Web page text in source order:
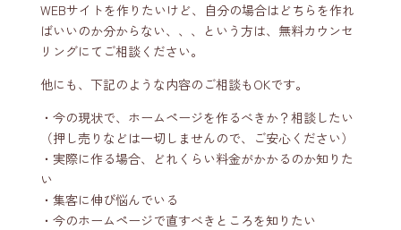
WEBサイトを作りたいけど、自分の場合はどちらを作れ
ばいいのか分からない、、、という方は、無料カウンセ
リングにてご相談ください。
他にも、下記のような内容のご相談もOKです。
・今の現状で、ホームページを作るべきか？相談したい
（押し売りなどは一切しませんので、ご安心ください）
・実際に作る場合、どれくらい料金がかかるのか知りた
い
・集客に伸び悩んでいる
・今のホームページで直すべきところを知りたい